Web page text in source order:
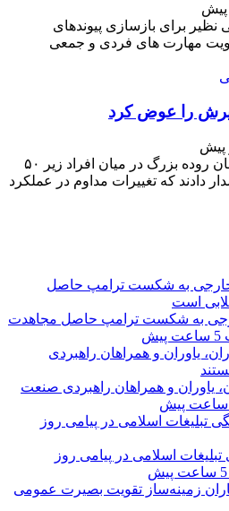
برای بازسازی پیوندهای
مهارت های فردی و جمعی
را عوض کرد
با افزایش موارد ابتلا به سرطان روده بزرگ در میان افراد زیر ۵۰
که تغییرات مداوم در عملکرد
به شکست ترامپ حاصل مجاهدت
5 ساعت پیش
یاوران و همراهان راهبردی صنعت
اسلامی در پیامی روز
5 ساعت پیش